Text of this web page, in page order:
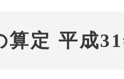
算定 平成